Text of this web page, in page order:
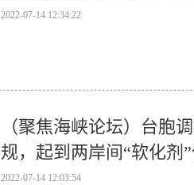
2022-07-14 12:34:22
（聚焦海峡论坛）台胞
规，起到两岸间“软化剂”
2022-07-14 12:03:54